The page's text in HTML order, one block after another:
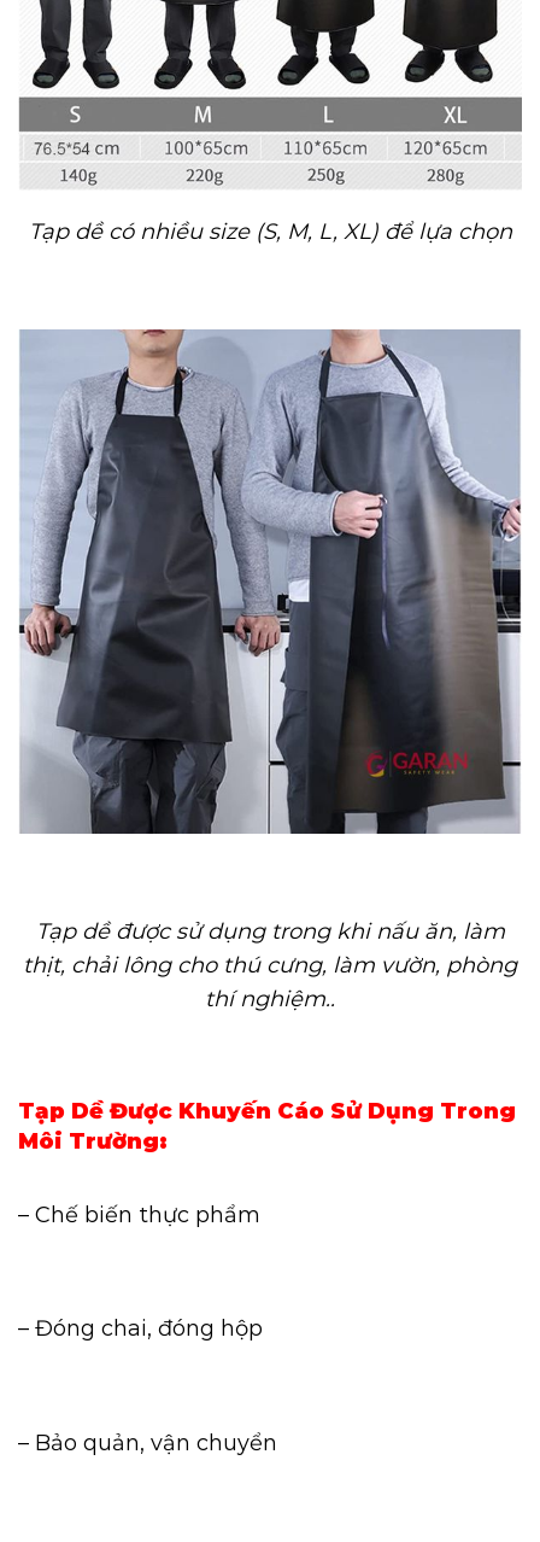
Tạp dề có nhiều size (S, M, L, XL) để lựa chọn
Tạp dề được sử dụng trong khi nấu ăn, làm
thịt, chải lông cho thú cưng, làm vườn, phòng
thí nghiệm..
Tạp Dề Được Khuyến Cáo Sử Dụng Trong
Môi Trường:
– Chế biến thực phẩm
– Đóng chai, đóng hộp
– Bảo quản, vận chuyển